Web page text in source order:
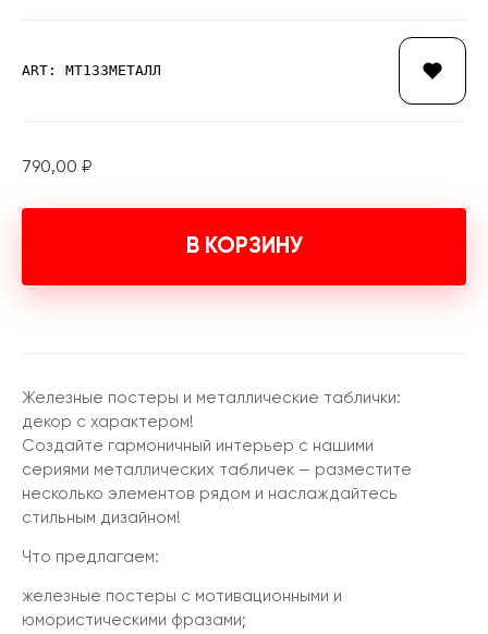
ART: МТ133МЕТАЛЛ
790,00 ₽
В КОРЗИНУ
Железные постеры и металлические таблички:
декор с характером!
Создайте гармоничный интерьер с нашими
сериями металлических табличек — разместите
несколько элементов рядом и наслаждайтесь
стильным дизайном!
Что предлагаем:
железные постеры с мотивационными и
юмористическими фразами;